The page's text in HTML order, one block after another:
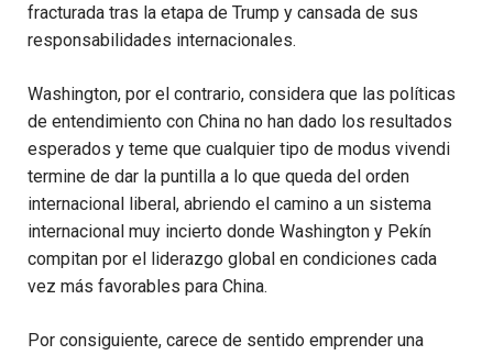
fracturada tras la etapa de Trump y cansada de sus
responsabilidades internacionales.
Washington, por el contrario, considera que las políticas
de entendimiento con China no han dado los resultados
esperados y teme que cualquier tipo de modus vivendi
termine de dar la puntilla a lo que queda del orden
internacional liberal, abriendo el camino a un sistema
internacional muy incierto donde Washington y Pekín
compitan por el liderazgo global en condiciones cada
vez más favorables para China.
Por consiguiente, carece de sentido emprender una